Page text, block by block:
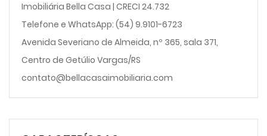
Imobiliária Bella Casa | CRECI 24.732
Telefone e WhatsApp: (54) 9.9101-6723
Avenida Severiano de Almeida, nº 365, sala 371,
Centro de Getúlio Vargas/RS
contato@bellacasaimobiliaria.com